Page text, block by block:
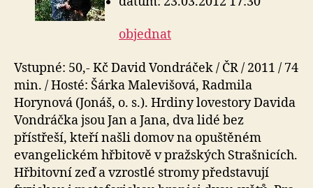
objednat
Vstupné: 50,- Kč David Vondráček / ČR / 2011 / 74
min. / Hosté: Šárka Malevišová, Radmila
Horynová (Jonáš, o. s.). Hrdiny lovestory Davida
Vondráčka jsou Jan a Jana, dva lidé bez
přístřeší, kteří našli domov na opuštěném
evangelickém hřbitově v pražských Strašnicích.
Hřbitovní zeď a vzrostlé stromy představují